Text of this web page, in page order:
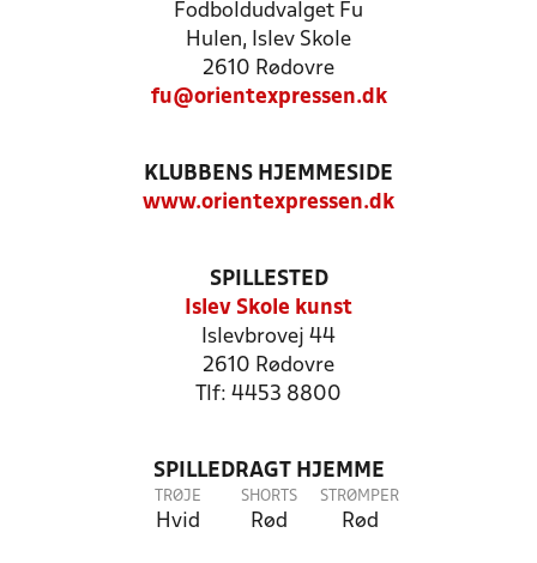
Fodboldudvalget Fu
Hulen, Islev Skole
2610 Rødovre
fu@orientexpressen.dk
KLUBBENS HJEMMESIDE
www.orientexpressen.dk
SPILLESTED
Islev Skole kunst
Islevbrovej 44
2610 Rødovre
Tlf: 4453 8800
SPILLEDRAGT HJEMME
TRØJE
Hvid
SHORTS
Rød
STRØMPER
Rød